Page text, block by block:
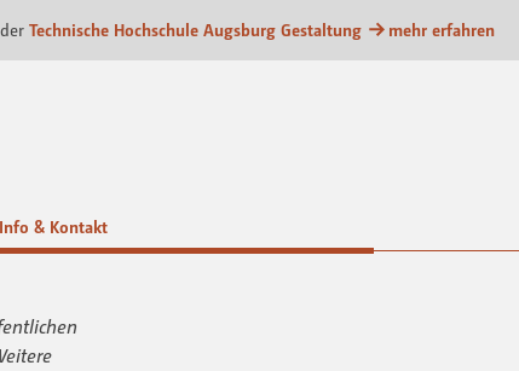
Technische Hochschule Augsburg Gestaltung mehr erfahren
Info & Kontakt